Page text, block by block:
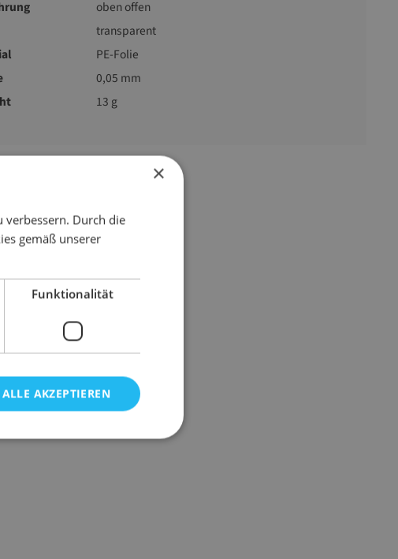
oben offen
transparent
PE-Folie
0,05 mm
13 g
×
verbessern. Durch die
gemäß unserer
Funktionalität
ALLE AKZEPTIEREN